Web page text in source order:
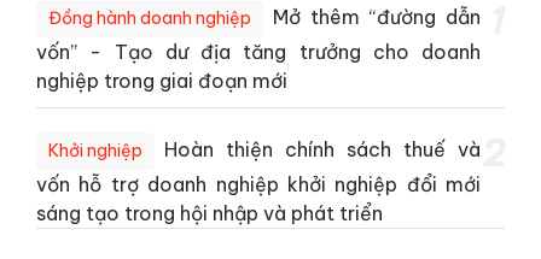
Đồng hành doanh nghiệp
Mở thêm “đường dẫn
vốn” - Tạo dư địa tăng trưởng cho doanh
nghiệp trong giai đoạn mới
Khởi nghiệp
Hoàn thiện chính sách thuế và
vốn hỗ trợ doanh nghiệp khởi nghiệp đổi mới
sáng tạo trong hội nhập và phát triển